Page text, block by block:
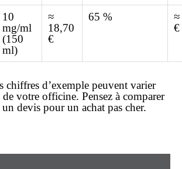
10
mg/ml
(150
ml)
≈
18,70
€
65 %
≈
€
chiffres d’exemple peuvent varier
votre officine. Pensez à comparer
un devis pour un achat pas cher.